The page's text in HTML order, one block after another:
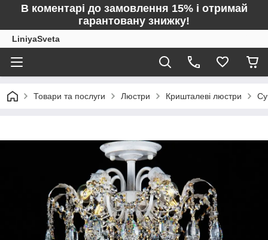
В коментарі до замовлення 15% і отримай
гарантовану знижку!
LiniyaSveta
Товари та послуги Люстри Кришталеві люстри